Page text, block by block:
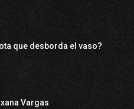
que desborda el vaso?
Vargas